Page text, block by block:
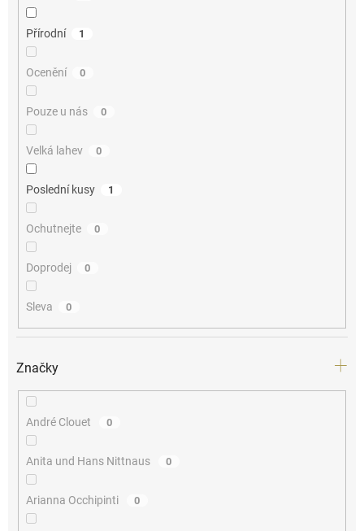
Přírodní 1
Ocenění 0
Pouze u nás 0
Velká lahev 0
Poslední kusy 1
Ochutnejte 0
Doprodej 0
Sleva 0
Značky
André Clouet 0
Anita und Hans Nittnaus 0
Arianna Occhipinti 0